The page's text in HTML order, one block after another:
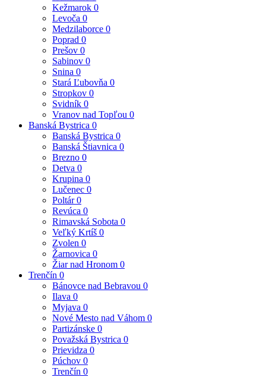
Kežmarok 0
Levoča 0
Medzilaborce 0
Poprad 0
Prešov 0
Sabinov 0
Snina 0
Stará Ľubovňa 0
Stropkov 0
Svidník 0
Vranov nad Topľou 0
Banská Bystrica 0
Banská Bystrica 0
Banská Štiavnica 0
Brezno 0
Detva 0
Krupina 0
Lučenec 0
Poltár0
Revúca 0
Rimavská Sobota 0
Veľký Krtíš 0
Zvolen 0
Žarnovica 0
Žiar nad Hronom 0
Trenčín 0
Bánovce nad Bebravou 0
Ilava 0
Myjava 0
Nové Mesto nad Váhom 0
Partizánske 0
Považská Bystrica 0
Prievidza 0
Púchov 0
Trenčín 0